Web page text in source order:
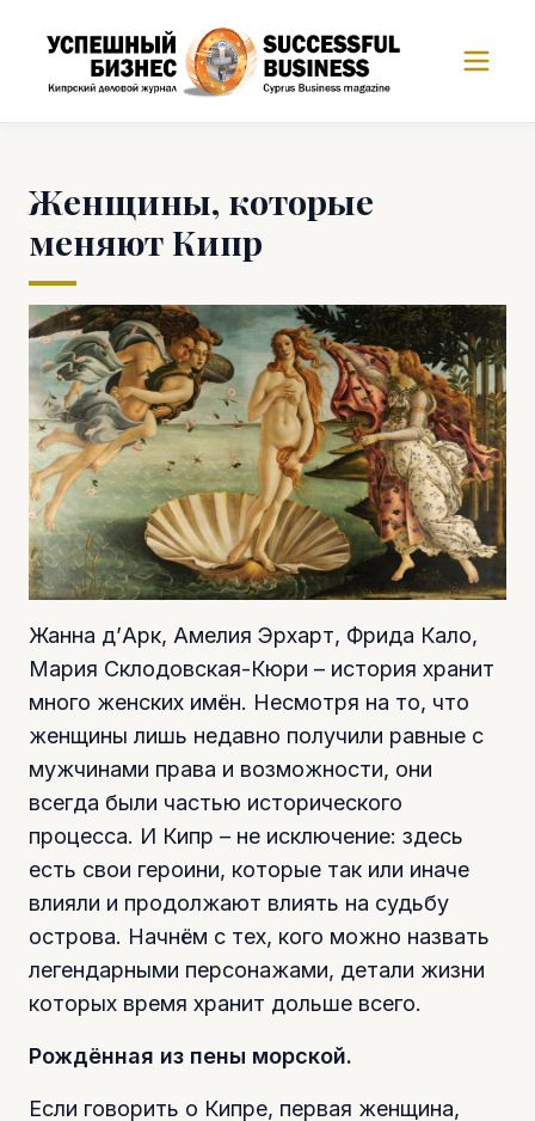
Женщины, которые
меняют Кипр
Жанна д’Арк, Амелия Эрхарт, Фрида Кало,
Мария Склодовская-Кюри – история хранит
много женских имён. Несмотря на то, что
женщины лишь недавно получили равные с
мужчинами права и возможности, они
всегда были частью исторического
процесса. И Кипр – не исключение: здесь
есть свои героини, которые так или иначе
влияли и продолжают влиять на судьбу
острова. Начнём с тех, кого можно назвать
легендарными персонажами, детали жизни
которых время хранит дольше всего.
Рождённая из пены морской.
Если говорить о Кипре, первая женщина,